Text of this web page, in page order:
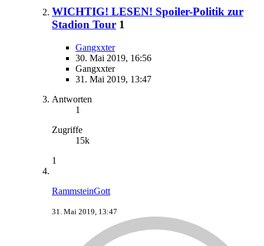
WICHTIG! LESEN! Spoiler-Politik zur
Stadion Tour 1
Gangxxter
30. Mai 2019, 16:56
Gangxxter
31. Mai 2019, 13:47
Antworten
1
Zugriffe
15k
1
RammsteinGott
31. Mai 2019, 13:47